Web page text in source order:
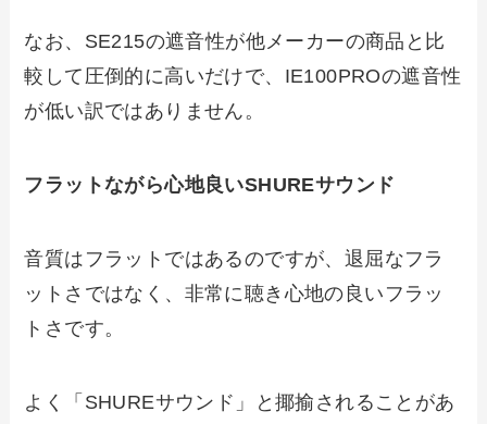
なお、SE215の遮音性が他メーカーの商品と比
較して圧倒的に高いだけで、IE100PROの遮音性
が低い訳ではありません。
フラットながら心地良いSHUREサウンド
音質はフラットではあるのですが、退屈なフラ
ットさではなく、非常に聴き心地の良いフラッ
トさです。
よく 「SHUREサウンド」
と揶揄されることがあ